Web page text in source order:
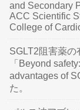
and Secondary
ACC Scientific
College of
SGLT2阻害薬
「Beyond
advantages of
た。